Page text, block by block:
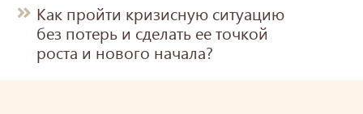
Как пройти кризисную ситуацию
без потерь и сделать ее точкой
роста и нового начала?